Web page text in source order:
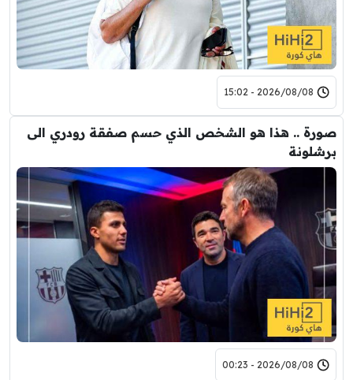
2026/08/08 - 15:02
صورة .. هذا هو الشخص الذي حسم صفقة رودري الى
برشلونة
2026/08/08 - 00:23